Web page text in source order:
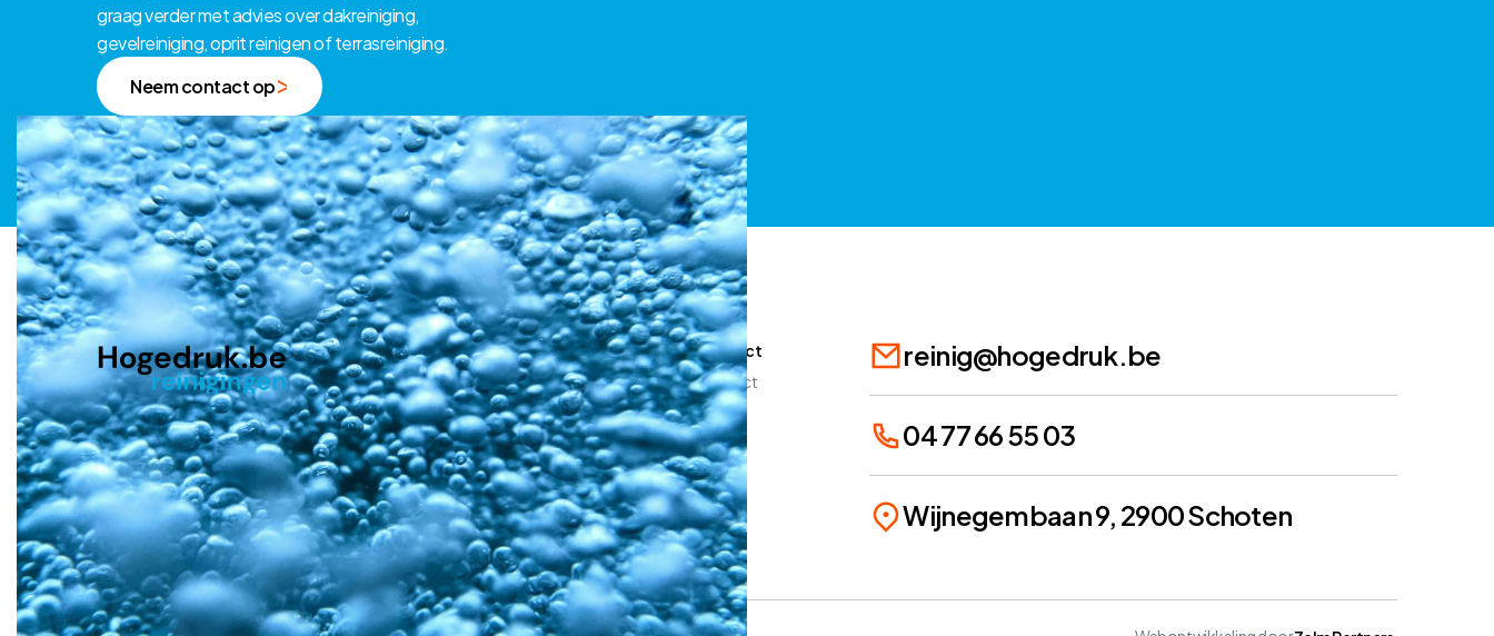
graag verder met advies over dakreiniging,
gevelreiniging, oprit reinigen of terrasreiniging.
Neem contact op
Specialist in dakreiniging,
oprit- en terrasreiniging,
gevelreiniging en
onderhoud van dakgoten
in Antwerpen en
omgeving.
Algemeen
Home
Waarom ons?
Voor en na
FAQ
Schrijf review
Diensten
Diensten
Werkwijze
Voor en na
Contact
Contact
Blog
reinig@hogedruk.be
04 77 66 55 03
Wijnegembaan 9, 2900 Schoten